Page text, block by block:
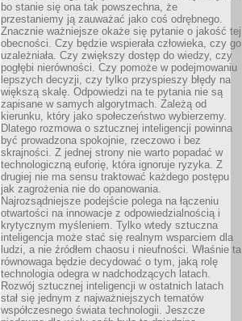
bo stanie się ona tak powszechna, że
przestaniemy ją zauważać jako coś odrębnego.
Znacznie ważniejsze okaże się pytanie o jakość tej
obecności. Czy będzie wspierała człowieka, czy go
uzależniała. Czy zwiększy dostęp do wiedzy, czy
pogłębi nierówności. Czy pomoże w podejmowaniu
lepszych decyzji, czy tylko przyspieszy błędy na
większą skalę. Odpowiedzi na te pytania nie są
zapisane w samych algorytmach. Zależą od
kierunku, który jako społeczeństwo wybierzemy.
Dlatego rozmowa o sztucznej inteligencji powinna
być prowadzona spokojnie, rzeczowo i bez
skrajności. Z jednej strony nie warto popadać w
technologiczną euforię, która ignoruje ryzyka. Z
drugiej nie ma sensu traktować każdego postępu
jak zagrożenia nie do opanowania.
Najrozsądniejsze podejście polega na łączeniu
otwartości na innowacje z odpowiedzialnością i
krytycznym myśleniem. Tylko wtedy sztuczna
inteligencja może stać się realnym wsparciem dla
ludzi, a nie źródłem chaosu i nieufności. Właśnie ta
równowaga będzie decydować o tym, jaką rolę
technologia odegra w nadchodzących latach.
Rozwój sztucznej inteligencji w ostatnich latach
stał się jednym z najważniejszych tematów
współczesnego świata technologii. Jeszcze